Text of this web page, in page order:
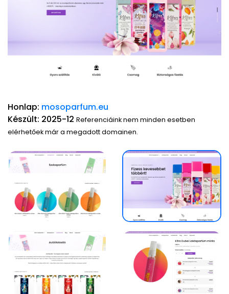
Honlap: mosoparfum.eu
Készült: 2025-12 Referenciáink nem minden esetben
elérhetőek már a megadott domainen.